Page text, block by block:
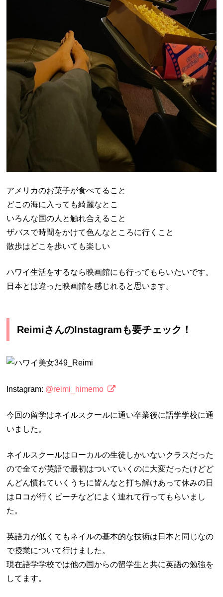
アメリカのお菓子が食べてること
どこの海に入っても綺麗なとこ
いろんな国の人と触れ合えること
ザバスで時間をかけて色んなところに行くこと
散歩はどこを歩いても楽しい
ハワイ生活をするなら映画館にも行ってもらいたいです。
日本とは違った映画館を感じれると思います。
ReimiさんのInstagramも要チェック！
Instagram: @reimi_himemo
今回の留学はネイルスクールに通い卒業後に語学学校に通
いました。
ネイルスクールはローカルの生徒しかいないクラスだった
ので全てが英語で最初はついていくのに大変だったけどど
んどん慣れていくうちに皆んなと打ち解けあって休みの日
はロコが行くビーチなどによく連れて行ってもらいまし
た。
英語力が低くてもネイルの基本的な技術は日本と同じなの
で授業について行けました。
現在語学学校では他の国からの留学生と共に英語の勉強を
してます。